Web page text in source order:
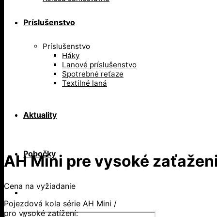
Príslušenstvo
Príslušenstvo
Háky
Lanové príslušenstvo
Spotrebné reťaze
Textilné laná
Aktuality
Pobočky
AH Mini pre vysoké
Cena na vyžiadanie
Pojezdová kola série AH Mini /
pro vysoké zatížení: